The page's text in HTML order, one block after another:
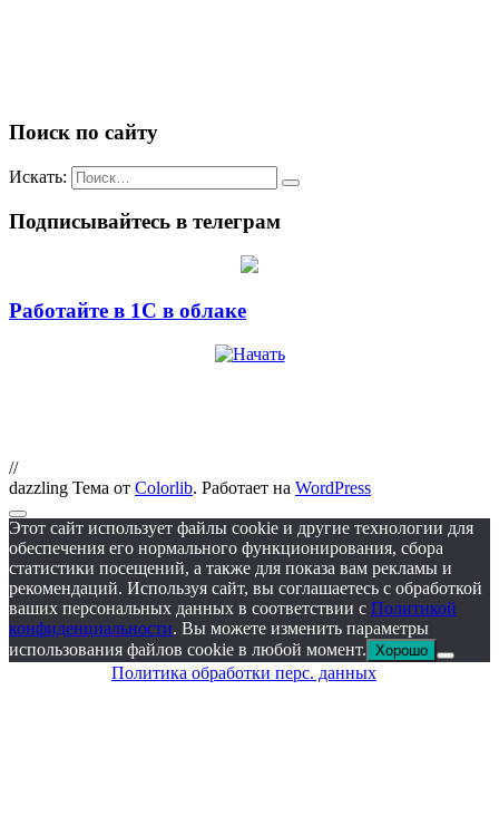
Поиск по сайту
Искать:
Подписывайтесь в телеграм
Работайте в 1С в облаке
//
dazzling Тема от Colorlib. Работает на WordPress
Этот сайт использует файлы cookie и другие технологии для
обеспечения его нормального функционирования, сбора
статистики посещений, а также для показа вам рекламы и
рекомендаций. Используя сайт, вы соглашаетесь с обработкой
ваших персональных данных в соответствии с Политикой
конфиденциальности. Вы можете изменить параметры
использования файлов cookie в любой момент. Хорошо
Политика обработки перс. данных